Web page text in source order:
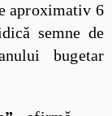
aproximativ 6
semne de
bugetar